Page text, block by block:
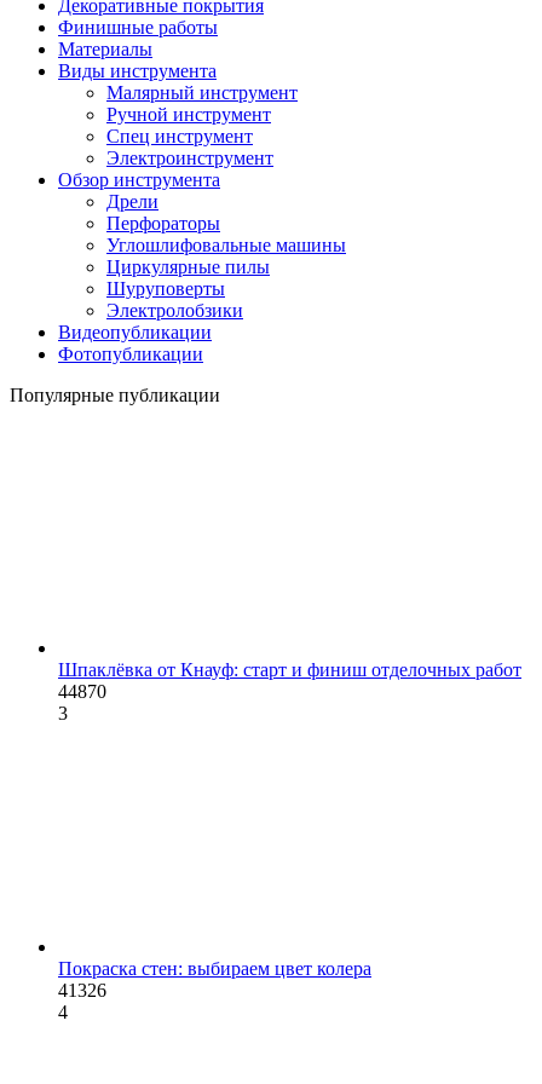
Декоративные покрытия
Финишные работы
Материалы
Виды инструмента
Малярный инструмент
Ручной инструмент
Спец инструмент
Электроинструмент
Обзор инструмента
Дрели
Перфораторы
Углошлифовальные машины
Циркулярные пилы
Шуруповерты
Электролобзики
Видеопубликации
Фотопубликации
Популярные публикации
Шпаклёвка от Кнауф: старт и финиш отделочных работ
44870
3
Покраска стен: выбираем цвет колера
41326
4